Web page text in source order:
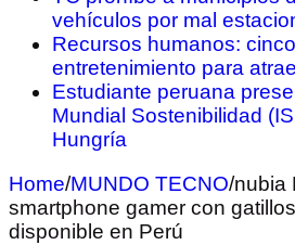
vehículos por mal
Recursos humanos:
entretenimiento para
Estudiante peruana
Mundial Sostenibilidad
Hungría
Home/MUNDO TECNO/nubia
smartphone gamer con
disponible en Perú